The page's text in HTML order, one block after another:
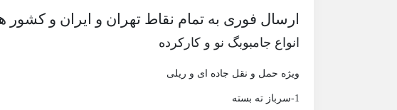
ارسال فوری به تمام نقاط تهران و ایران و کشور
انواع جامبوبگ نو و کارکرده
ویژه حمل و نقل جاده ای و ریلی
1-سرباز ته بسته